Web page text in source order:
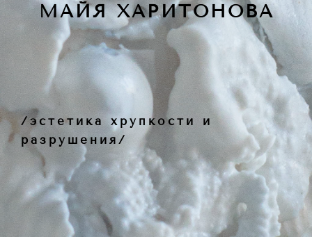
МАЙЯ ХАРИТОНОВА
/эстетика хрупкости и
разрушения/